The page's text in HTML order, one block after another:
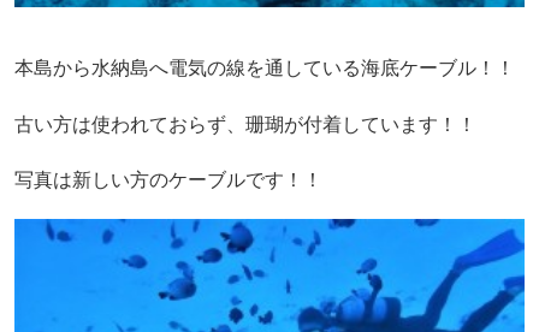
本島から水納島へ電気の線を通している海底ケーブル！！
古い方は使われておらず、珊瑚が付着しています！！
写真は新しい方のケーブルです！！